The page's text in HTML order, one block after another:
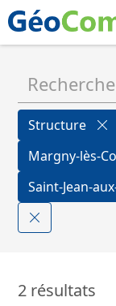
Structure
Margny-lès-
Saint-Jean-
2 résultats